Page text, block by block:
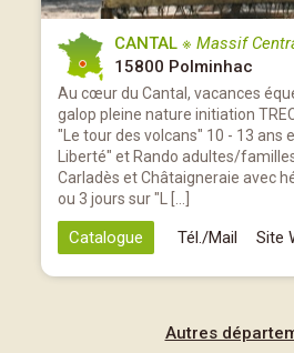
CANTAL ※ Massif
15800 Polminhac
Au cœur du Cantal, vacances
galop pleine nature initiation
"Le tour des volcans" 10 - 13 ans
Liberté" et Rando adultes/
Carladès et Châtaigneraie avec
ou 3 jours sur "L […]
Catalogue Tél./Mail Site
Autres